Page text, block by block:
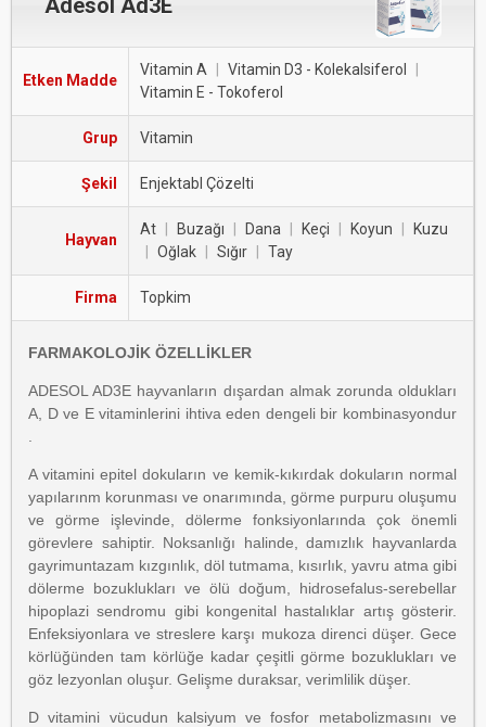
Adesol Ad3E
Etken Madde
Vitamin A Vitamin D3 - Kolekalsiferol
Vitamin E - Tokoferol
Grup Vitamin
Şekil Enjektabl Çözelti
Hayvan
At Buzağı Dana Keçi Koyun
Kuzu
Oğlak Sığır Tay
Firma Topkim
FARMAKOLOJİK ÖZELLİKLER
ADESOL AD3E hayvanların dışardan almak zorunda oldukları
A, D ve E vitaminlerini ihtiva eden dengeli bir kombinasyondur
A vitamini epitel dokuların ve kemik-kıkırdak dokuların normal
yapılarınm korunması ve onarımında, görme purpuru oluşumu
ve görme işlevinde, dölerme fonksiyonlarında çok önemli
görevlere sahiptir. Noksanlığı halinde, damızlık hayvanlarda
gayrimuntazam kızgınlık, döl tutmama, kısırlık, yavru atma gibi
dölerme bozuklukları ve ölü doğum, hidrosefalus-serebellar
hipoplazi sendromu gibi kongenital hastalıklar artış gösterir.
Enfeksiyonlara ve streslere karşı mukoza direnci düşer. Gece
körlüğünden tam körlüğe kadar çeşitli görme bozuklukları ve
göz lezyonlan oluşur. Gelişme duraksar, verimlilik düşer.
D vitamini vücudun kalsiyum ve fosfor metabolizmasını ve